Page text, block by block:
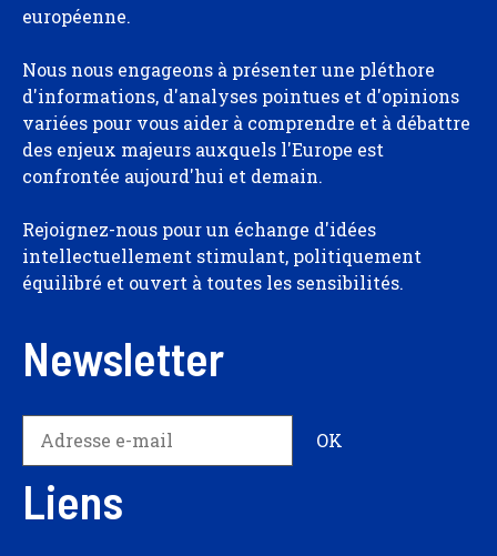
européenne.
Nous nous engageons à présenter une pléthore
d'informations, d'analyses pointues et d'opinions
variées pour vous aider à comprendre et à débattre
des enjeux majeurs auxquels l'Europe est
confrontée aujourd'hui et demain.
Rejoignez-nous pour un échange d'idées
intellectuellement stimulant, politiquement
équilibré et ouvert à toutes les sensibilités.
Newsletter
Liens